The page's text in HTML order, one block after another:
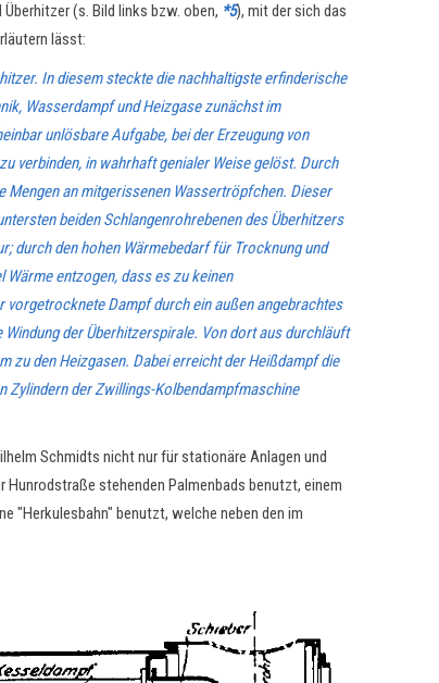
(s. Bild links bzw. oben, *5), mit der sich das
lässt:
In diesem steckte die nachhaltigste erfinderische
Wasserdampf und Heizgase zunächst im
unlösbare Aufgabe, bei der Erzeugung von
verbinden, in wahrhaft genialer Weise gelöst. Durch
Mengen an mitgerissenen Wassertröpfchen. Dieser
beiden Schlangenrohrebenen des Überhitzers
durch den hohen Wärmebedarf für Trocknung und
entzogen, dass es zu keinen
Dampf durch ein außen angebrachtes
der Überhitzerspirale. Von dort aus durchläuft
zu den Heizgasen. Dabei erreicht der Heißdampf die
Zylindern der Zwillings-Kolbendampfmaschine
Schmidts nicht nur für stationäre Anlagen und
stehenden Palmenbads benutzt, einem
"Herkulesbahn" benutzt, welche neben den im